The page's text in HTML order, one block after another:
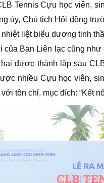
Tennis Cựu học viên,
ủy, Chủ tịch Hội đồng
liệt biểu dương tinh
của Ban Liên lạc cũng
được thành lập sau
nhiều Cựu học viên,
tôn chỉ, mục đích: “Kết